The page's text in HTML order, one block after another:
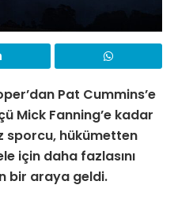
Pat Cummins’e
Mick Fanning’e kadar
sporcu, hükümetten
için daha fazlasını
bir araya geldi.